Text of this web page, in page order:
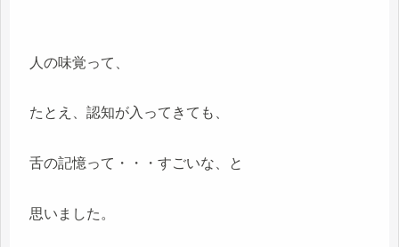
人の味覚って、
たとえ、認知が入ってきても、
舌の記憶って・・・すごいな、と
思いました。